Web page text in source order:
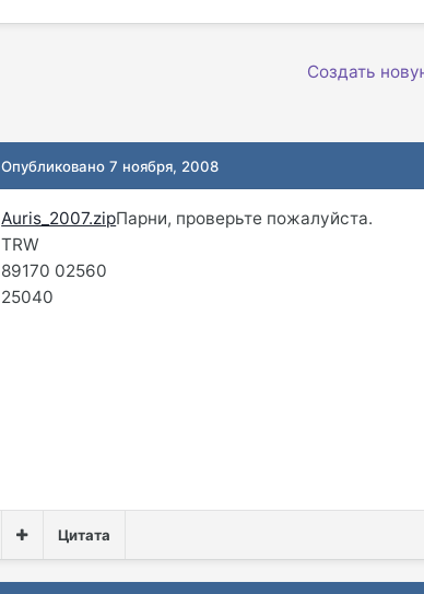
Создать
Опубликовано7 ноября, 2008
Auris_2007.zipПарни, проверьте пожалуйста.
TRW
89170 02560
25040
Цитата